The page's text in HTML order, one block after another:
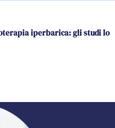
iperbarica: gli studi lo